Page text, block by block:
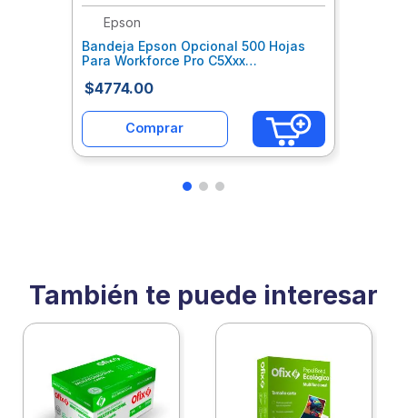
Epson
Bandeja Epson Opcional 500 Hojas
Para Workforce Pro C5Xxx
$4774.00
Comprar
También te puede interesar